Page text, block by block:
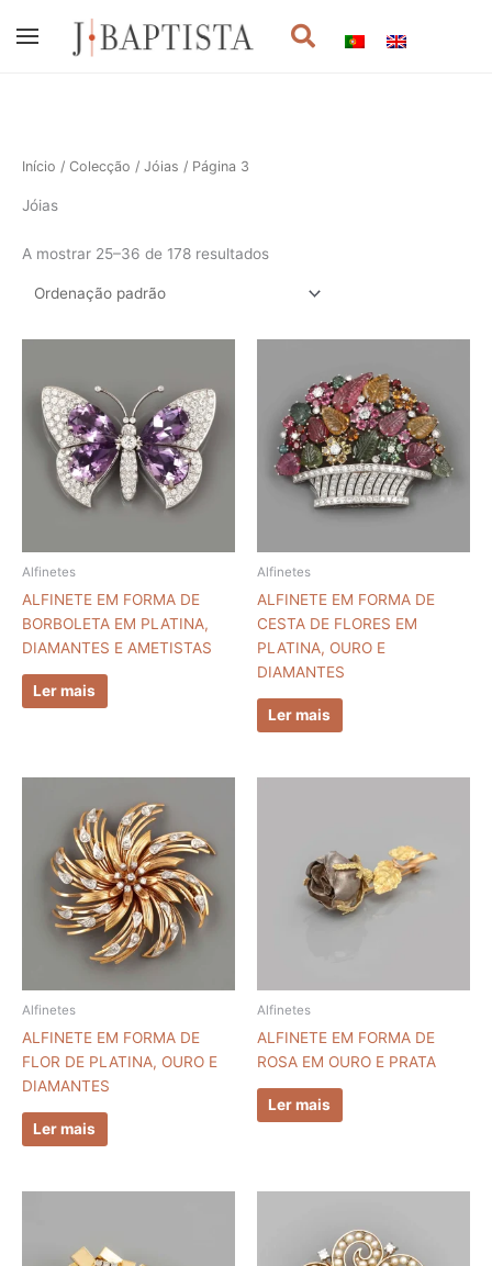
Procurar
Início / Colecção / Jóias / Página 3
Jóias
A mostrar 25–36 de 178 resultados
Alfinetes
ALFINETE EM FORMA DE
BORBOLETA EM PLATINA,
DIAMANTES E AMETISTAS
Ler mais
Alfinetes
ALFINETE EM FORMA DE
CESTA DE FLORES EM
PLATINA, OURO E
DIAMANTES
Ler mais
Alfinetes
ALFINETE EM FORMA DE
FLOR DE PLATINA, OURO E
DIAMANTES
Ler mais
Alfinetes
ALFINETE EM FORMA DE
ROSA EM OURO E PRATA
Ler mais